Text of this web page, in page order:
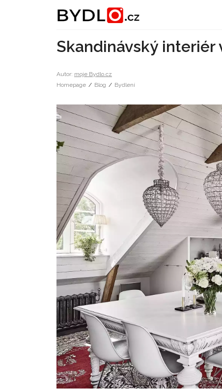
Skandinávský interiér
Autor: moje Bydlo.cz
Homepage / Blog / Bydlení